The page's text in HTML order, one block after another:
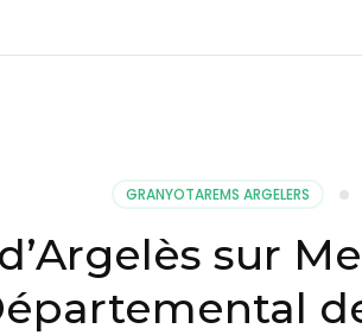
GRANYOTAREMS ARGELERS
sur